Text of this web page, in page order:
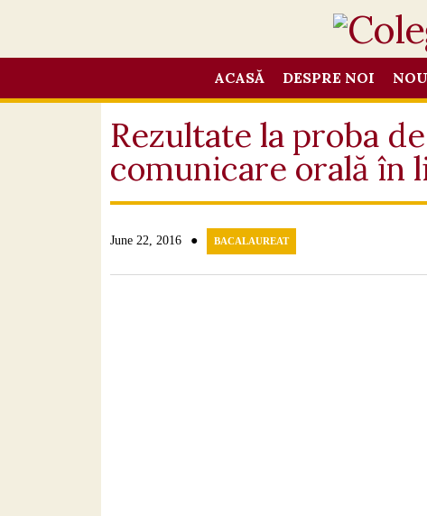
ACASĂ DESPRE NOI
Rezultate la proba
comunicare orală în
June 22, 2016 ● BACALAUREAT